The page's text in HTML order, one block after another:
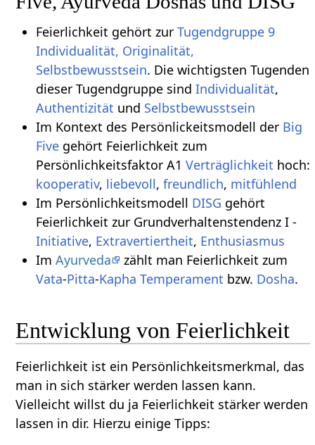
Feierlichkeit gehört zur Tugendgruppe 9
Individualität, Originalität,
Selbstbewusstsein. Die wichtigsten Tugenden
dieser Tugendgruppe sind Individualität,
Authentizität und Selbstbewusstsein
Im Kontext des Persönlickeitsmodell der Big
Fivegehört Feierlichkeit zum
Persönlichkeitsfaktor A1 Verträglichkeit hoch:
kooperativ, liebevoll, freundlich, mitfühlend
Im Persönlichkeitsmodell DISG gehört
Feierlichkeit zur Grundverhaltenstendenz I -
Initiative, Extravertiertheit, Enthusiasmus
Im Ayurveda
zählt man Feierlichkeit zum
Vata-Pitta-Kapha Temperament bzw. Dosha.
Entwicklung von Feierlichkeit
Feierlichkeit ist ein Persönlichkeitsmerkmal, das
man in sich stärker werden lassen kann.
Vielleicht willst du ja Feierlichkeit stärker werden
lassen in dir. Hierzu einige Tipps: